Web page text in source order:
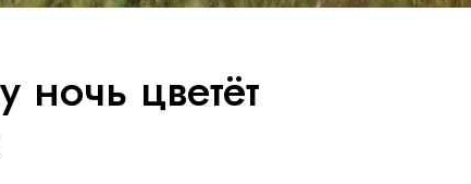
ночь цветёт